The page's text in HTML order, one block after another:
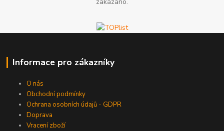
zakázáno.
Informace pro zákazníky
O nás
Obchodní podmínky
Ochrana osobních údajů - GDPR
Doprava
Vracení zboží